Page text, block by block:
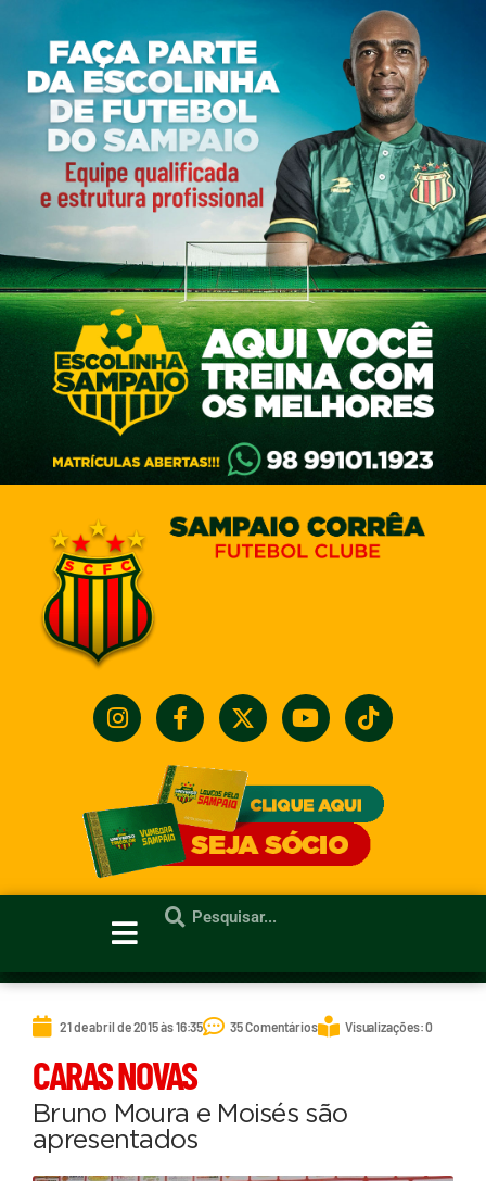
21 de abril de 2015 às 16:35 35 Comentários Visualizações: 0
CARAS NOVAS
Bruno Moura e Moisés são
apresentados